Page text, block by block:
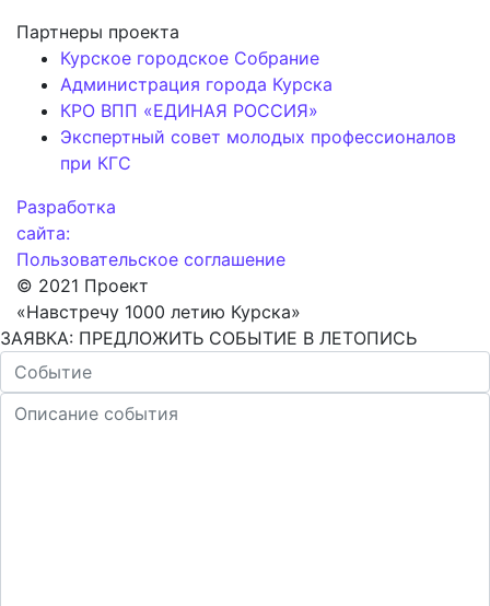
Партнеры проекта
Курское городское Собрание
Администрация города Курска
КРО ВПП «ЕДИНАЯ РОССИЯ»
Экспертный совет молодых профессионалов
при КГС
Разработка
сайта:
Пользовательское соглашение
© 2021 Проект
«Навстречу 1000 летию Курска»
ЗАЯВКА: ПРЕДЛОЖИТЬ СОБЫТИЕ В ЛЕТОПИСЬ